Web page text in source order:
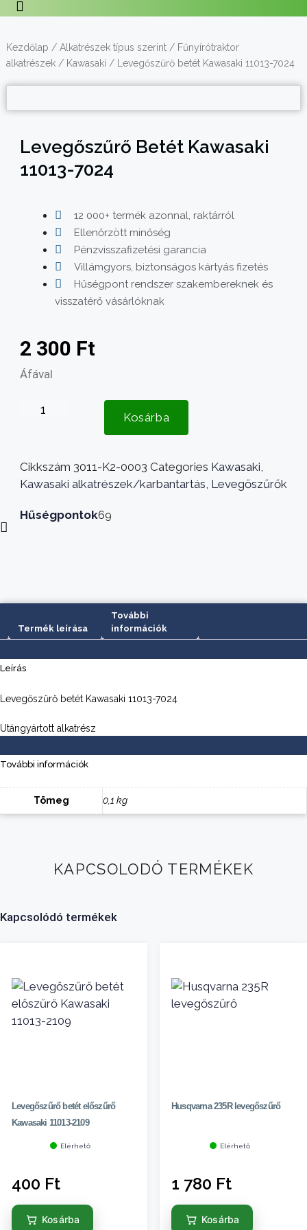
Kezdőlap / Alkatrészek típus szerint/ Fűnyírótraktor
alkatrészek/ Kawasaki / Levegőszűrő betét Kawasaki 11013-7024
Levegőszűrő Betét Kawasaki
11013-7024
12 000+ termék azonnal, raktárról
Ellenőrzött minőség
Pénzvisszafizetési garancia
Villámgyors, biztonságos kártyás fizetés
Hűségpont rendszer szakembereknek és
visszatérő vásárlóknak
2 300 Ft
Áfával
Levegőszűrő
11013-
7024
Kosárba
Cikkszám 3011-K2-0003 Categories Kawasaki,
Kawasaki alkatrészek/karbantartás, Levegőszűrők
Hűségpontok69
Termék leírása
További
információk
Leírás
Levegőszűrő betét Kawasaki 11013-7024
Utángyártott alkatrész
További információk
Tömeg 0,1 kg
KAPCSOLODÓ TERMÉKEK
Kapcsolódó termékek
Levegőszűrő betét előszűrő
Kawasaki 11013-2109
Elérhető
400 Ft
Kosárba
Husqvarna 235R levegőszűrő
Elérhető
1 780 Ft
Kosárba